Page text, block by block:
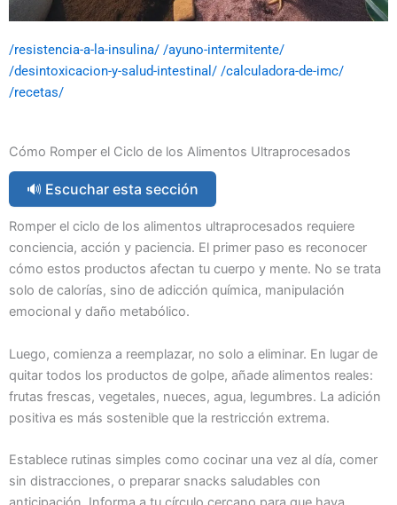
/resistencia-a-la-insulina/ /ayuno-intermitente/
/desintoxicacion-y-salud-intestinal/ /calculadora-de-imc/
/recetas/
Cómo Romper el Ciclo de los Alimentos Ultraprocesados
🔊 Escuchar esta sección
Romper el ciclo de los alimentos ultraprocesados requiere
conciencia, acción y paciencia. El primer paso es reconocer
cómo estos productos afectan tu cuerpo y mente. No se trata
solo de calorías, sino de adicción química, manipulación
emocional y daño metabólico.
Luego, comienza a reemplazar, no solo a eliminar. En lugar de
quitar todos los productos de golpe, añade alimentos reales:
frutas frescas, vegetales, nueces, agua, legumbres. La adición
positiva es más sostenible que la restricción extrema.
Establece rutinas simples como cocinar una vez al día, comer
sin distracciones, o preparar snacks saludables con